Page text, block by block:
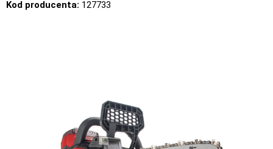
Kod producenta: 127733